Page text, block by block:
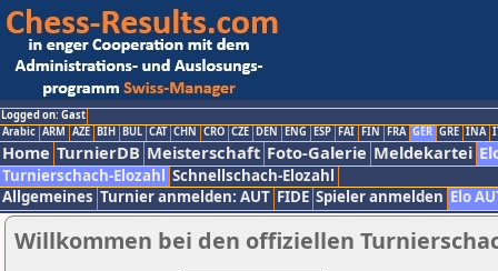
Logged on: Gast
Arabic ARM AZE BIH BUL CAT CHN CRO CZE DEN ENG ESP FAI FIN FRA GER GRE INA
Home TurnierDB Meisterschaft Foto-Galerie Meldekartei
Turnierschach-Elozahl Schnellschach-Elozahl
Allgemeines Turnier anmelden: AUT FIDE Spieler anmelden Elo
Willkommen bei den offiziellen